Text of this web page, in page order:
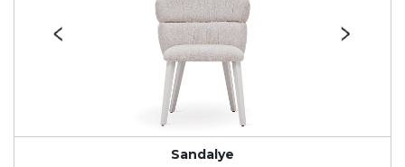
Sandalye